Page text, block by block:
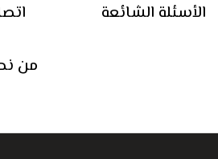
الأسئلة الشائعة
من